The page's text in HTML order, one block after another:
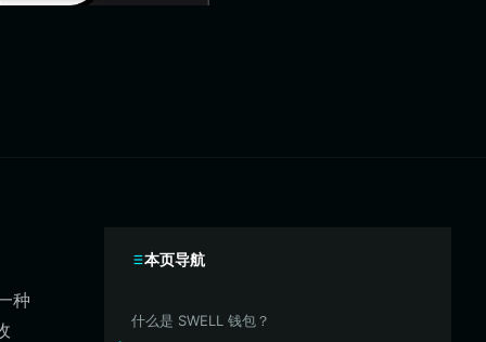
种
本页导航
什么是 SWELL 钱包？